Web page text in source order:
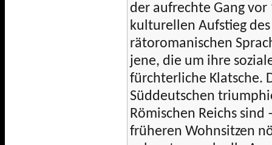
der aufrechte Gang
kulturellen Aufstieg
rätoromanischen
jene, die um ihre
fürchterliche Klatsche.
Süddeutschen
Römischen Reichs
früheren Wohnsitzen